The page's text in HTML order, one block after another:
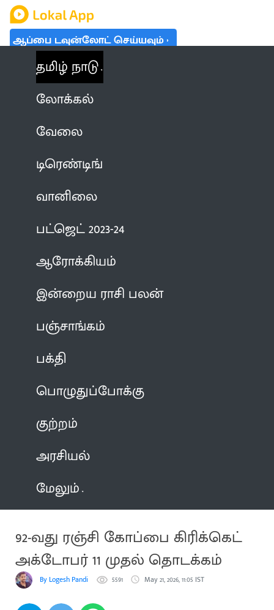
ஆப்பை டவுன்லோட் செய்யவும்
தமிழ் நாடு
லோக்கல்
வேலை
டிரெண்டிங்
வானிலை
பட்ஜெட் 2023-24
ஆரோக்கியம்
இன்றைய ராசி பலன்
பஞ்சாங்கம்
பக்தி
பொழுதுப்போக்கு
குற்றம்
அரசியல்
மேலும்
92-வது ரஞ்சி கோப்பை கிரிக்கெட்
அக்டோபர் 11 முதல் தொடக்கம்
By Logesh Pandi 5591 May 21, 2026, 11:05 IST